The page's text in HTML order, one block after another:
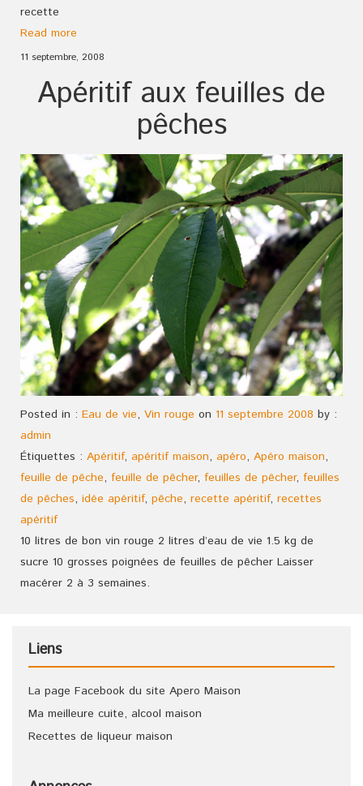
recette
Read more
11 septembre, 2008
Apéritif aux feuilles de
pêches
Posted in : Eau de vie, Vin rouge on 11 septembre 2008 by :
admin
Étiquettes : Apéritif, apéritif maison, apéro, Apéro maison,
feuille de pêche, feuille de pêcher, feuilles de pêcher, feuilles
de pêches, idée apéritif, pêche, recette apéritif, recettes
apéritif
10 litres de bon vin rouge 2 litres d’eau de vie 1.5 kg de
sucre 10 grosses poignées de feuilles de pêcher Laisser
macérer 2 à 3 semaines.
Liens
La page Facebook du site Apero Maison
Ma meilleure cuite, alcool maison
Recettes de liqueur maison